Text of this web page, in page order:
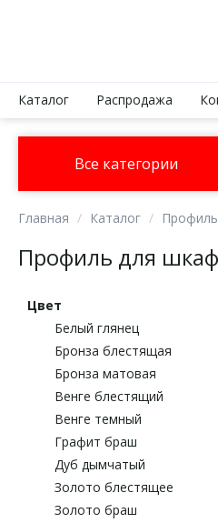
Каталог Распродажа
Все категории
Главная Каталог
Профиль для
Цвет
Белый глянец
Бронза блестящая
Бронза матовая
Венге блестящий
Венге темный
Графит браш
Дуб дымчатый
Золото блестящее
Золото браш